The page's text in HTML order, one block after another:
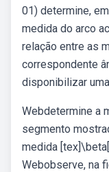
01) determine,
medida do arco
relação entre as
correspondente
disponibilizar
Webdetermine a
segmento
medida
Webobserve, na